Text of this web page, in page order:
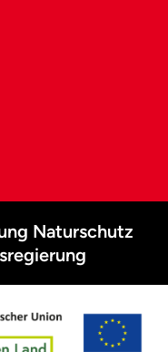
Naturschutz